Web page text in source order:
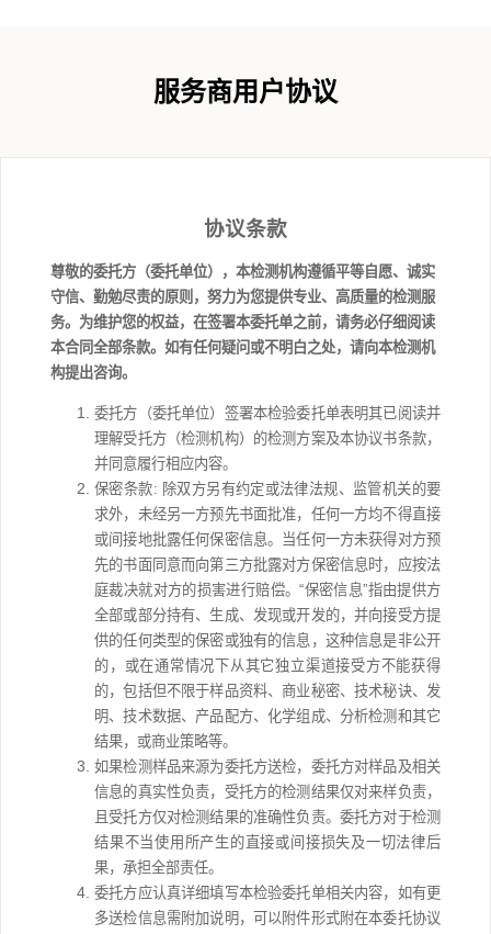
服务商用户协议
协议条款
尊敬的委托方（委托单位），本检测机构遵循平等自愿、诚实
守信、勤勉尽责的原则，努力为您提供专业、高质量的检测服
务。为维护您的权益，在签署本委托单之前，请务必仔细阅读
本合同全部条款。如有任何疑问或不明白之处，请向本检测机
构提出咨询。
委托方（委托单位）签署本检验委托单表明其已阅读并
理解受托方（检测机构）的检测方案及本协议书条款，
并同意履行相应内容。
保密条款: 除双方另有约定或法律法规、监管机关的要
求外，未经另一方预先书面批准，任何一方均不得直接
或间接地批露任何保密信息。当任何一方未获得对方预
先的书面同意而向第三方批露对方保密信息时，应按法
庭裁决就对方的损害进行赔偿。“保密信息”指由提供方
全部或部分持有、生成、发现或开发的，并向接受方提
供的任何类型的保密或独有的信息，这种信息是非公开
的，或在通常情况下从其它独立渠道接受方不能获得
的，包括但不限于样品资料、商业秘密、技术秘诀、发
明、技术数据、产品配方、化学组成、分析检测和其它
结果，或商业策略等。
如果检测样品来源为委托方送检，委托方对样品及相关
信息的真实性负责，受托方的检测结果仅对来样负责，
且受托方仅对检测结果的准确性负责。委托方对于检测
结果不当使用所产生的直接或间接损失及一切法律后
果，承担全部责任。
委托方应认真详细填写本检验委托单相关内容，如有更
多送检信息需附加说明，可以附件形式附在本委托协议